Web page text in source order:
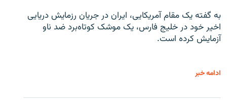
به گفته یک مقام آمریکایی، ایران در جریان رزمایش دریایی
اخیر خود در خلیج فارس، یک موشک کوتاه‌برد ضد ناو
آزمایش کرده است.
ادامه خبر